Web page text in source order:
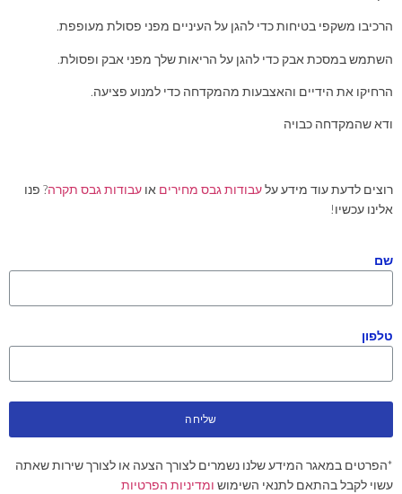
הרכיבו משקפי בטיחות כדי להגן על העיניים מפני פסולת מעופפת.
השתמש במסכת אבק כדי להגן על הריאות שלך מפני אבק ופסולת.
הרחיקו את הידיים והאצבעות מהמקדחה כדי למנוע פציעה.
ודא שהמקדחה כבויה
רוצים לדעת עוד מידע עלעבודות גבס מחירים או עבודות גבס תקרה? פנו
אלינו עכשיו!
שם
טלפון
שליחה
*הפרטים במאגר המידע שלנו נשמרים לצורך הצעה או לצורך שירות שאתה
עשוי לקבל בהתאם לתנאי השימוש ומדיניות הפרטיות